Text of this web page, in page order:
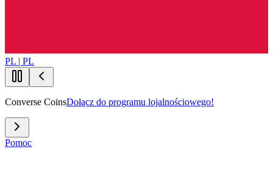
PL | PL
Converse CoinsDołącz do programu lojalnościowego!
Pomoc